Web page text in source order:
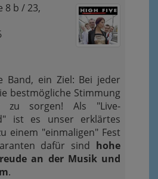
8 b / 23,
Band, ein Ziel: Bei jeder
bestmögliche Stimmung
zu sorgen! Als "Live-
ist es unser erklärtes
einem "einmaligen" Fest
dafür sind hohe
an der Musik und
.